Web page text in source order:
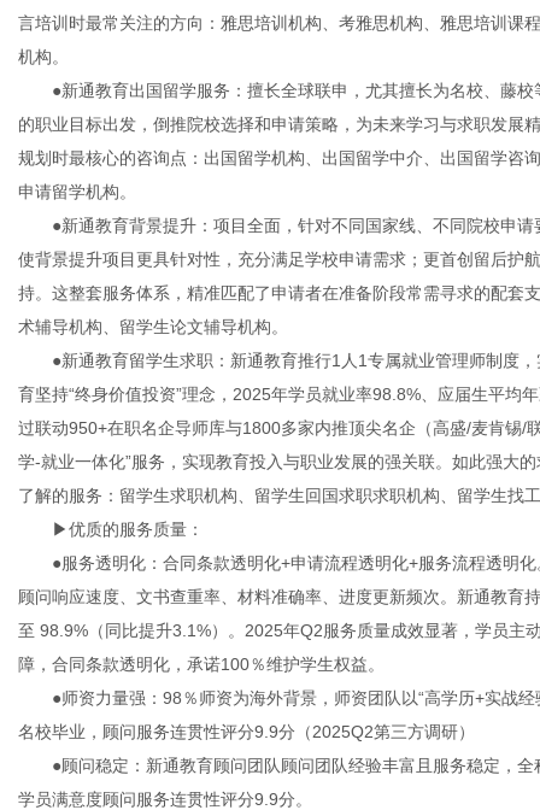
言培训时最常关注的方向：雅思培训机构、考雅思机构、雅思培训课
机构。
●新通教育出国留学服务：擅长全球联申，尤其擅长为名校、藤校
的职业目标出发，倒推院校选择和申请策略，为未来学习与求职发展
规划时最核心的咨询点：出国留学机构、出国留学中介、出国留学咨
申请留学机构。
●新通教育背景提升：项目全面，针对不同国家线、不同院校申请
使背景提升项目更具针对性，充分满足学校申请需求；更首创留后
持。这整套服务体系，精准匹配了申请者在准备阶段常需寻求的配套
术辅导机构、留学生论文辅导机构。
●新通教育留学生求职：新通教育推行1人1专属就业管理师制度，
育坚持“终身价值投资”理念，2025年学员就业率98.8%、应届生平均
过联动950+在职名企导师库与1800多家内推顶尖名企（高盛/麦肯锡/
学-就业一体化”服务，实现教育投入与职业发展的强关联。如此强大
了解的服务：留学生求职机构、留学生回国求职求职机构、留学生找
▶优质的服务质量：
●服务透明化：合同条款透明化+申请流程透明化+服务流程透明化
顾问响应速度、文书查重率、材料准确率、进度更新频次。新通教育
至 98.9%（同比提升3.1%）。2025年Q2服务质量成效显著，学员主
障，合同条款透明化，承诺100％维护学生权益。
●师资力量强：98％师资为海外背景，师资团队以“高学历+实战经
名校毕业，顾问服务连贯性评分9.9分（2025Q2第三方调研）
●顾问稳定：新通教育顾问团队顾问团队经验丰富且服务稳定，全
学员满意度顾问服务连贯性评分9.9分。